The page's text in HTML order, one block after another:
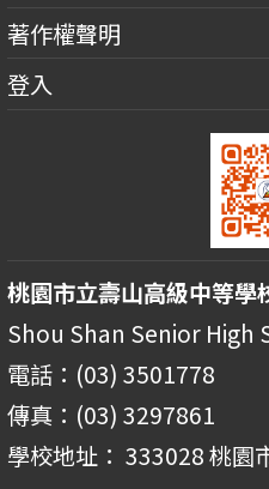
著作權聲明
登入
桃園市立壽山高級中等學
Shou Shan Senior High
電話：(03) 3501778
傳真：(03) 3297861
學校地址： 333028 桃園